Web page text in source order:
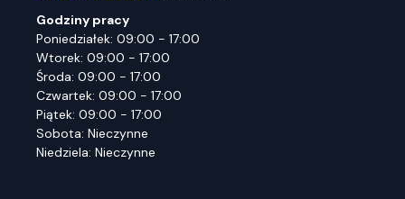
Godziny pracy
Poniedziałek: 09:00 - 17:00
Wtorek: 09:00 - 17:00
Środa: 09:00 - 17:00
Czwartek: 09:00 - 17:00
Piątek: 09:00 - 17:00
Sobota: Nieczynne
Niedziela: Nieczynne